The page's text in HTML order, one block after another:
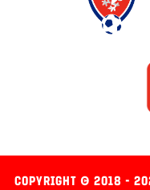
COPYRIGHT © 2018 -